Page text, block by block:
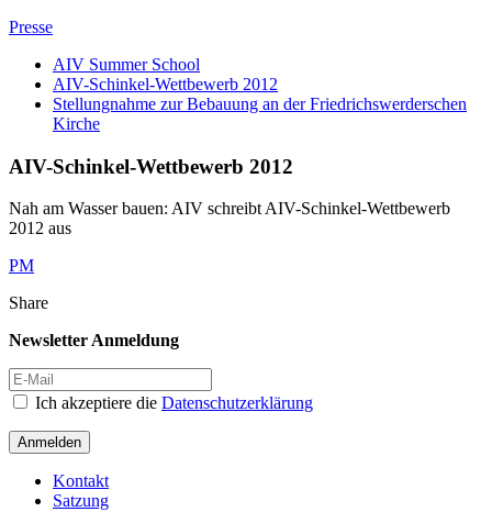
Presse
AIV Summer School
AIV-Schinkel-Wettbewerb 2012
Stellungnahme zur Bebauung an der Friedrichswerderschen
Kirche
AIV-Schinkel-Wettbewerb 2012
Nah am Wasser bauen: AIV schreibt AIV-Schinkel-Wettbewerb
2012 aus
PM
Share
Newsletter Anmeldung
Ich akzeptiere die Datenschutzerklärung
Anmelden
Kontakt
Satzung